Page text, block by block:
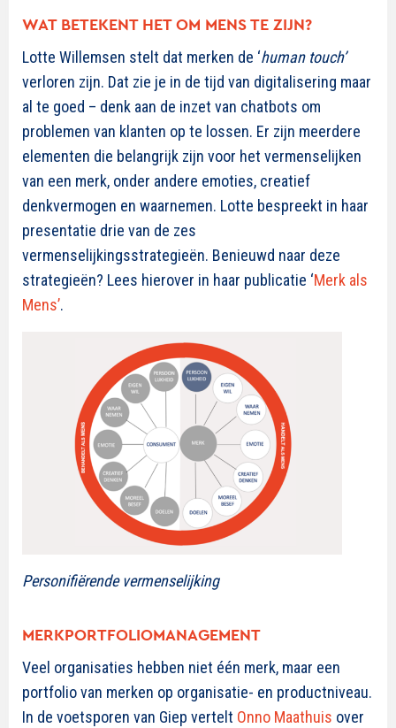
WAT BETEKENT HET OM MENS TE ZIJN?
Lotte Willemsen stelt dat merken de ‘human touch’
verloren zijn. Dat zie je in de tijd van digitalisering maar
al te goed – denk aan de inzet van chatbots om
problemen van klanten op te lossen. Er zijn meerdere
elementen die belangrijk zijn voor het vermenselijken
van een merk, onder andere emoties, creatief
denkvermogen en waarnemen. Lotte bespreekt in haar
presentatie drie van de zes
vermenselijkingsstrategieën. Benieuwd naar deze
strategieën? Lees hierover in haar publicatie ‘Merk als
Mens’.
Personifiërende vermenselijking
MERKPORTFOLIOMANAGEMENT
Veel organisaties hebben niet één merk, maar een
portfolio van merken op organisatie- en productniveau.
In de voetsporen van Giep vertelt Onno Maathuis over